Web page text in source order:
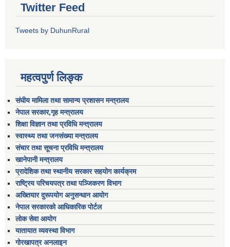
Twitter Feed
Tweets by DuhunRural
महत्वपुर्ण लिङ्क
संघीय मामिला तथा सामान्य प्रशासन मन्त्रालय
नेपाल सरकार,गृह मन्त्रालय
शिक्षा विज्ञान तथा प्रविधि मन्त्रालय
स्वास्थ्य तथा जनसंख्या मन्त्रालय
संचार तथा सूचना प्रविधि मन्त्रालय
खानेपानी मन्त्रालय
प्रादेशिक तथा स्थानीय सरकार सहयोग कार्यक्रम
राष्ट्रिय परिचयपत्र तथा पञ्जिकरण विभाग
अख्तियार दुरूपयोग अनुसन्धान आयोग
नेपाल सरकारको आधिकारिक पोर्टल
लोक सेवा आयोग
यातायात व्यवस्था विभाग
गोरखापत्र अनलाइन